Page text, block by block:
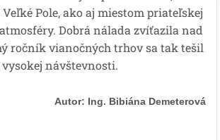
Pole, ako aj miestom priateľskej
Dobrá nálada zvíťazila nad
ročník vianočných trhov sa tak tešil
vysokej návštevnosti.
Autor: Ing. Bibiána Demeterová